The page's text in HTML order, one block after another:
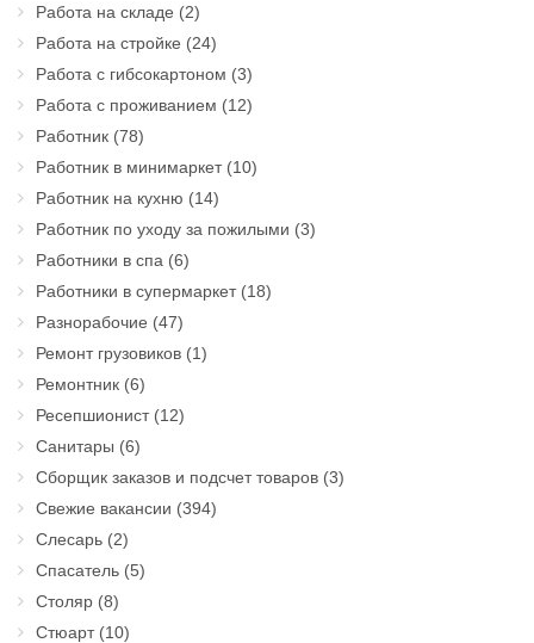
Работа на складе (2)
Работа на стройке (24)
Работа с гибсокартоном (3)
Работа с проживанием (12)
Работник (78)
Работник в минимаркет(10)
Работник на кухню (14)
Работник по уходу за пожилыми (3)
Работники в спа (6)
Работники в супермаркет(18)
Разнорабочие (47)
Ремонт грузовиков (1)
Ремонтник (6)
Ресепшионист(12)
Санитары (6)
Сборщик заказов и подсчет товаров (3)
Свежие вакансии (394)
Слесарь (2)
Спасатель (5)
Столяр (8)
Стюарт(10)